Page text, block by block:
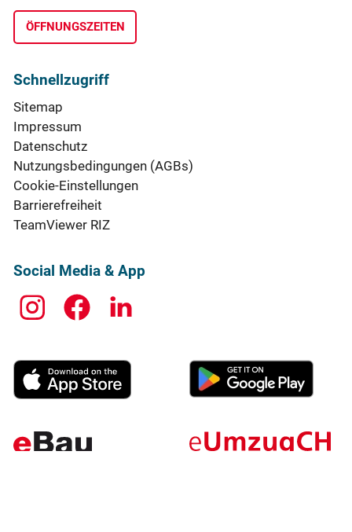
ÖFFNUNGSZEITEN
Schnellzugriff
Sitemap
Impressum
Datenschutz
Nutzungsbedingungen (AGBs)
Cookie-Einstellungen
Barrierefreiheit
TeamViewer RIZ
Social Media & App